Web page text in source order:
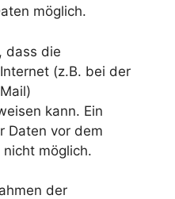
möglich.
dass die
(z.B. bei der
kann. Ein
Daten vor dem
möglich.
der